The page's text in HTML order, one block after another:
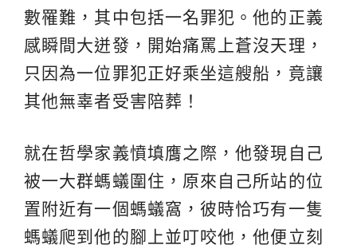
數罹難，其中包括一名罪犯。他的正義
感瞬間大迸發，開始痛罵上蒼沒天理，
只因為一位罪犯正好乘坐這艘船，竟讓
其他無辜者受害陪葬！
就在哲學家義憤填膺之際，他發現自己
被一大群螞蟻圍住，原來自己所站的位
置附近有一個螞蟻窩，彼時恰巧有一隻
螞蟻爬到他的腳上並叮咬他，他便立刻